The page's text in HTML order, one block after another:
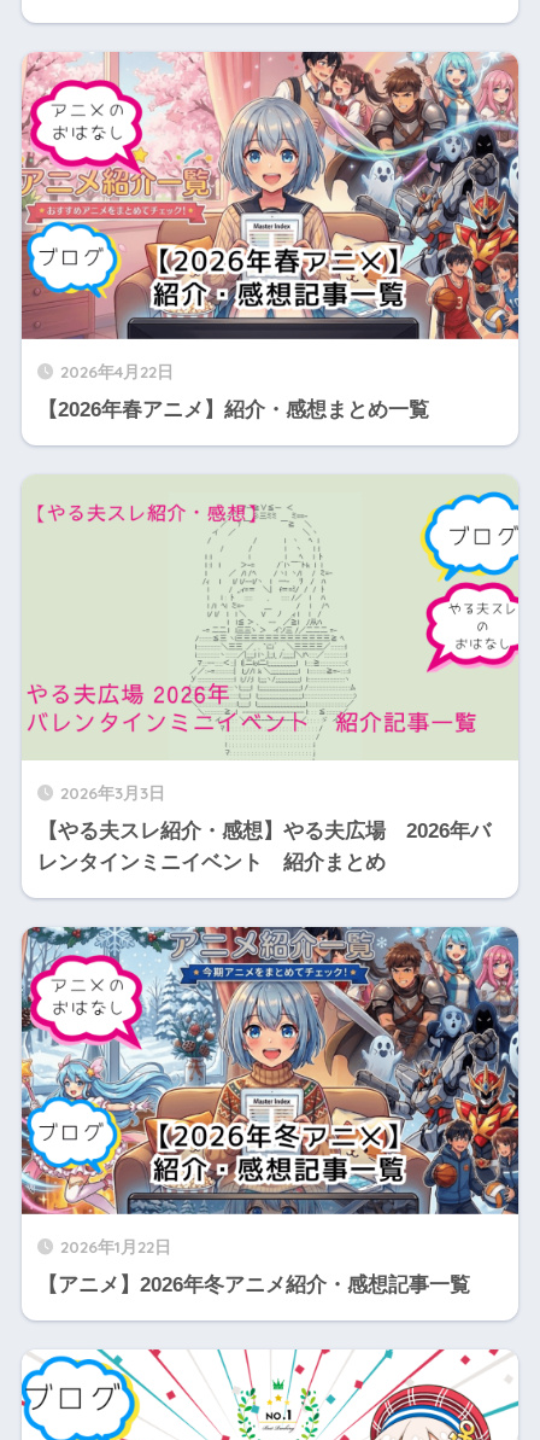
2026年4月22日
【2026年春アニメ】紹介・感想まとめ一覧
2026年3月3日
【やる夫スレ紹介・感想】やる夫広場 2026年バ
レンタインミニイベント 紹介まとめ
2026年1月22日
【アニメ】2026年冬アニメ紹介・感想記事一覧